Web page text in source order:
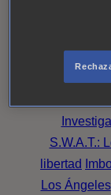
S.W.A.T.:
libertad
Los Ángeles